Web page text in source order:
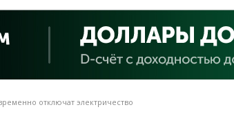
отключат электричество